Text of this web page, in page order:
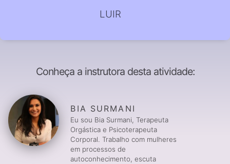
LUIR
Conheça a instrutora desta atividade:
BIA SURMANI
Eu sou Bia Surmani, Terapeuta
Orgástica e Psicoterapeuta
Corporal. Trabalho com mulheres
em processos de
autoconhecimento, escuta